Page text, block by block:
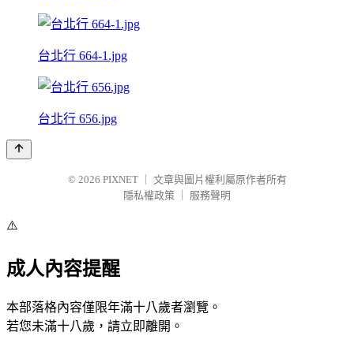
台北行 664-1.jpg
台北行 656.jpg
© 2026 PIXNET
文章與圖片權利屬原作者所有
隱私權政策
服務聲明
⚠️
成人內容提醒
本部落格內容僅限年滿十八歲者瀏覽。
若您未滿十八歲，請立即離開。